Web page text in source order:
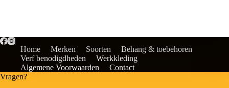
Home Merken Soorten
Behang & toebehoren
Verf benodigdheden
Werkkleding
Algemene Voorwaarden
Contact
Vragen?